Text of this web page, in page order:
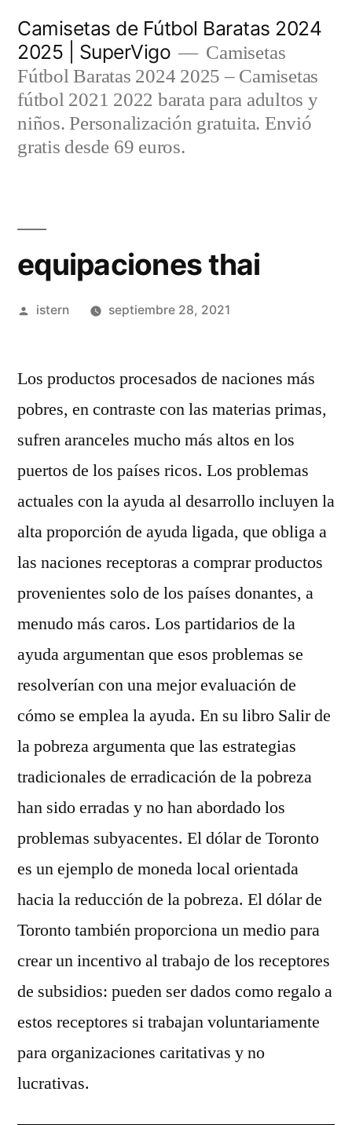
contenido
Camisetas de Fútbol Baratas 2024
2025 | SuperVigo
Camisetas
Fútbol Baratas 2024 2025 – Camisetas
fútbol 2021 2022 barata para adultos y
niños. Personalización gratuita. Envió
gratis desde 69 euros.
equipaciones thai
Publicado
istern septiembre 28, 2021
Los productos procesados de naciones más
pobres, en contraste con las materias primas,
sufren aranceles mucho más altos en los
puertos de los países ricos. Los problemas
actuales con la ayuda al desarrollo incluyen la
alta proporción de ayuda ligada, que obliga a
las naciones receptoras a comprar productos
provenientes solo de los países donantes, a
menudo más caros. Los partidarios de la
ayuda argumentan que esos problemas se
resolverían con una mejor evaluación de
cómo se emplea la ayuda. En su libro Salir de
la pobreza argumenta que las estrategias
tradicionales de erradicación de la pobreza
han sido erradas y no han abordado los
problemas subyacentes. El dólar de Toronto
es un ejemplo de moneda local orientada
hacia la reducción de la pobreza. El dólar de
Toronto también proporciona un medio para
crear un incentivo al trabajo de los receptores
de subsidios: pueden ser dados como regalo a
estos receptores si trabajan voluntariamente
para organizaciones caritativas y no
lucrativas.